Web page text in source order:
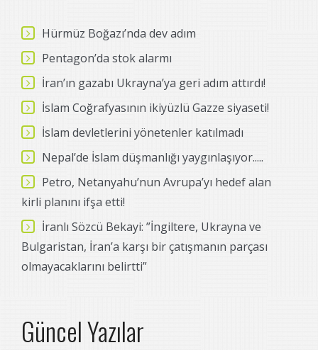
Hürmüz Boğazı’nda dev adım
Pentagon’da stok alarmı
İran’ın gazabı Ukrayna’ya geri adım attırdı!
İslam Coğrafyasının ikiyüzlü Gazze siyaseti!
İslam devletlerini yönetenler katılmadı
Nepal’de İslam düşmanlığı yaygınlaşıyor.....
Petro, Netanyahu’nun Avrupa’yı hedef alan
kirli planını ifşa etti!
İranlı Sözcü Bekayi: ”İngiltere, Ukrayna ve
Bulgaristan, İran’a karşı bir çatışmanın parçası
olmayacaklarını belirtti”
Güncel Yazılar